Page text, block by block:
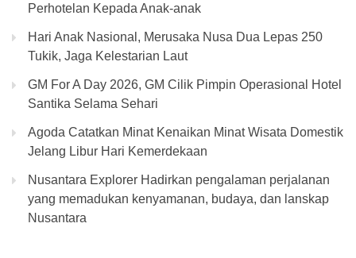
Perhotelan Kepada Anak-anak
Hari Anak Nasional, Merusaka Nusa Dua Lepas 250
Tukik, Jaga Kelestarian Laut
GM For A Day 2026, GM Cilik Pimpin Operasional Hotel
Santika Selama Sehari
Agoda Catatkan Minat Kenaikan Minat Wisata Domestik
Jelang Libur Hari Kemerdekaan
Nusantara Explorer Hadirkan pengalaman perjalanan
yang memadukan kenyamanan, budaya, dan lanskap
Nusantara